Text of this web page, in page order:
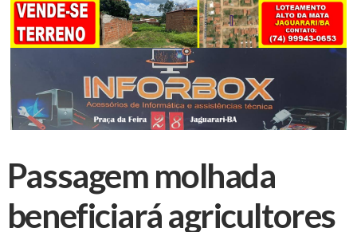
Passagem molhada
beneficiará agricultores